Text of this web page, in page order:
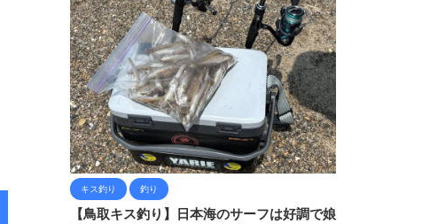
キス釣り 釣り
【鳥取キス釣り】日本海のサーフは好調で娘